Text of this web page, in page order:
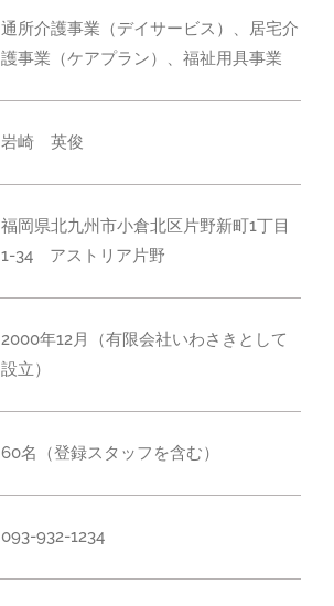
通所介護事業（デイサービス）、居宅介
護事業（ケアプラン）、福祉用具事業
岩崎 英俊
福岡県北九州市小倉北区片野新町1丁目
1-34 アストリア片野
2000年12月（有限会社いわさきとして
設立）
60名（登録スタッフを含む）
093-932-1234